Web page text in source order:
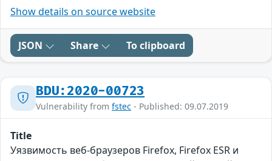
Show details on source website
JSON Share To clipboard
BDU:2020-00723
Vulnerability from fstec - Published: 09.07.2019
Title
Уязвимость веб-браузеров Firefox, Firefox ESR и